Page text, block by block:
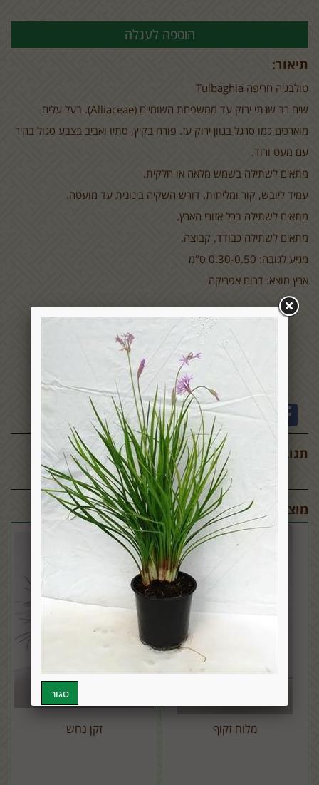
תיאור:
טולבגיה חריפה Tulbaghia
שיח רב שנתי ירוק עד ממשפחת השומיים ((Alliaceae. בעל עלים
מוארכים כמו סרגל בגוון ירוק עז. פורח בקיץ, סתיו ואביב בצבע סגול בהיר
עם מעט ורוד.
מתאים לשתילה בשמש מלאה או חלקית.
עמיד ליובש, קור ומליחות. דורש השקיה בינונית עד מועטה.
מתאים לשתילה בכל אזורי הארץ.
מתאים לשתילה כבודד, קבוצה.
מגיע לגובה: 0.30-0.50 ס"מ
ארץ מוצא: דרום אפריקה
תגובות:
מוצרים דומים:
מלוח זקוף זקן נחש